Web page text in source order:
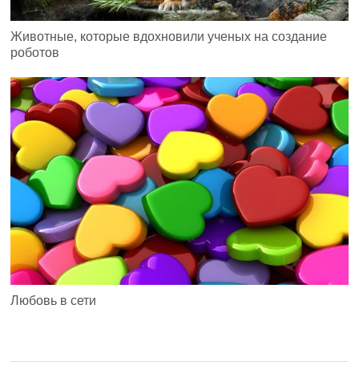
Животные, которые вдохновили ученых на создание
роботов
Любовь в сети